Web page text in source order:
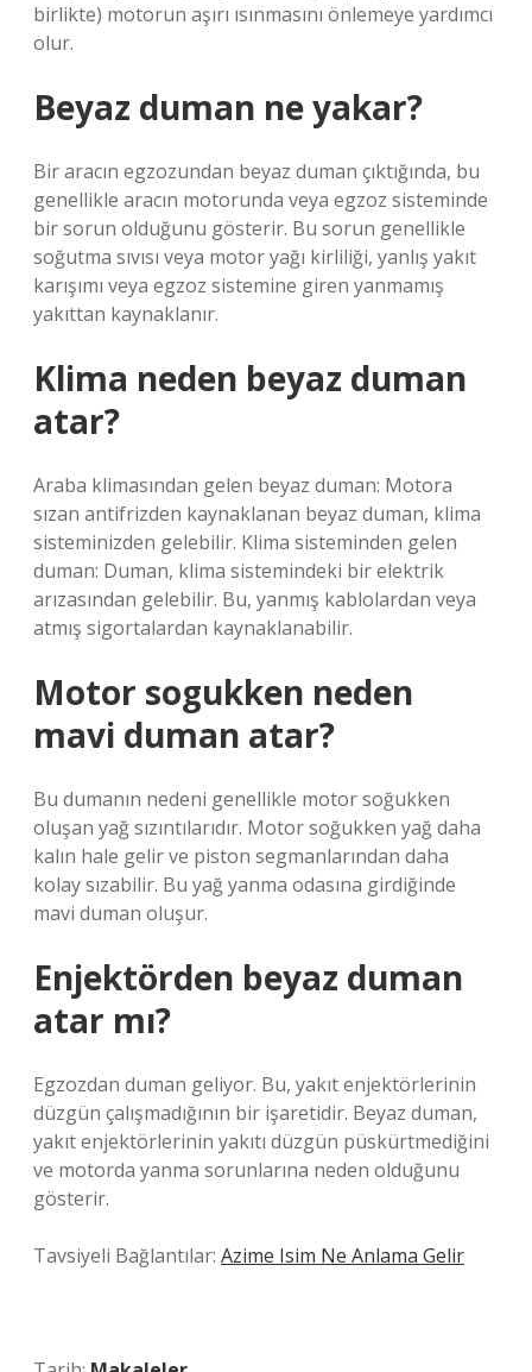
birlikte) motorun aşırı ısınmasını önlemeye yardımcı
olur.
Beyaz duman ne yakar?
Bir aracın egzozundan beyaz duman çıktığında, bu
genellikle aracın motorunda veya egzoz sisteminde
bir sorun olduğunu gösterir. Bu sorun genellikle
soğutma sıvısı veya motor yağı kirliliği, yanlış yakıt
karışımı veya egzoz sistemine giren yanmamış
yakıttan kaynaklanır.
Klima neden beyaz duman
atar?
Araba klimasından gelen beyaz duman: Motora
sızan antifrizden kaynaklanan beyaz duman, klima
sisteminizden gelebilir. Klima sisteminden gelen
duman: Duman, klima sistemindeki bir elektrik
arızasından gelebilir. Bu, yanmış kablolardan veya
atmış sigortalardan kaynaklanabilir.
Motor sogukken neden
mavi duman atar?
Bu dumanın nedeni genellikle motor soğukken
oluşan yağ sızıntılarıdır. Motor soğukken yağ daha
kalın hale gelir ve piston segmanlarından daha
kolay sızabilir. Bu yağ yanma odasına girdiğinde
mavi duman oluşur.
Enjektörden beyaz duman
atar mı?
Egzozdan duman geliyor. Bu, yakıt enjektörlerinin
düzgün çalışmadığının bir işaretidir. Beyaz duman,
yakıt enjektörlerinin yakıtı düzgün püskürtmediğini
ve motorda yanma sorunlarına neden olduğunu
gösterir.
Tavsiyeli Bağlantılar: Azime Isim Ne Anlama Gelir